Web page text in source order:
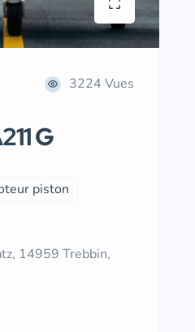
3224 Vues
G
piston
14959 Trebbin,